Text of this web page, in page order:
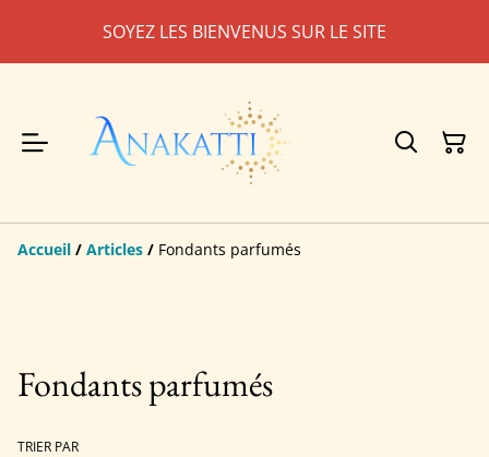
SOYEZ LES BIENVENUS SUR LE SITE
Accueil / Articles / Fondants parfumés
Fondants parfumés
TRIER PAR